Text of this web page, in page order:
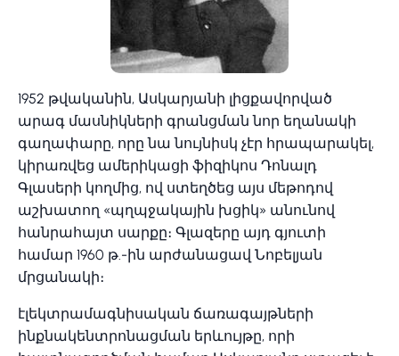
1952 թվականին, Ասկարյանի լիցքավորված
արագ մասնիկների գրանցման նոր եղանակի
գաղափարը, որը նա նույնիսկ չէր հրապարակել,
կիրառվեց ամերիկացի ֆիզիկոս Դոնալդ
Գլասերի կողմից, ով ստեղծեց այս մեթոդով
աշխատող «պղպջակային խցիկ» անունով
հանրահայտ սարքը։ Գլազերը այդ գյուտի
համար 1960 թ.-ին արժանացավ Նոբելյան
մրցանակի։
էլեկտրամագնիսական ճառագայթների
ինքնակենտրոնացման երևույթը, որի